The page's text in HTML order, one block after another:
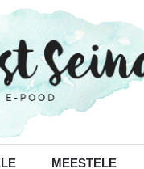
MEESTELE